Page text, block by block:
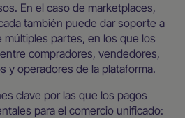
En el caso de marketplaces,
también puede dar soporte a
partes, en los que los
compradores, vendedores,
y operadores de la plataforma.
clave por las que los pagos
para el comercio unificado: